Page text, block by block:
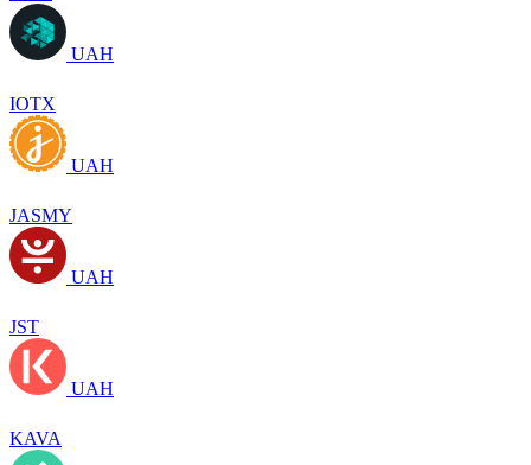
UAH
IOTX
UAH
JASMY
UAH
JST
UAH
KAVA